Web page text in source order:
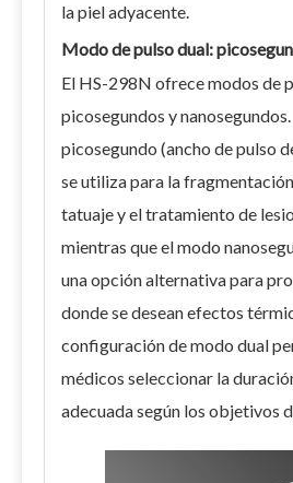
la piel adyacente.
Modo de pulso dual:
El HS-298N ofrece modos de
picosegundos y
picosegundo (ancho de pulso
se utiliza para la
tatuaje y el tratamiento de
mientras que el modo
una opción alternativa para
donde se desean efectos
configuración de modo dual
médicos seleccionar la
adecuada según los objetivos